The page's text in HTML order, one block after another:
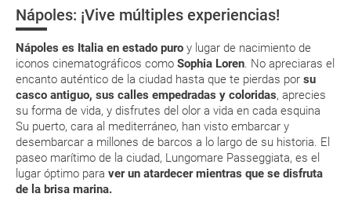
Nápoles: ¡Vive múltiples experiencias!
Nápoles es Italia en estado puro y lugar de nacimiento de
iconos cinematográficos como Sophia Loren No apreciaras el
encanto auténtico de la ciudad hasta que te pierdas por su
casco antiguo, sus calles empedradas y coloridas, aprecies
su forma de vida, y disfrutes del olor a vida en cada esquina
Su puerto, cara al mediterráneo, han visto embarcar y
desembarcar a millones de barcos a lo largo de su historia. El
paseo marítimo de la ciudad, Lungomare Passeggiata, es el
lugar óptimo para ver un atardecer mientras que se disfruta
de la brisa marina.
Cortina 2026 Pompeya
El museo
nacional de
Nápoles
Moneda y tarjetas
Fiestas nacionales
in por su web.
a que muchas de ellas exigen la presentación de la tarjeta de embarque
(que deberás realizar a través de su web) para que no te carguen un
suplemento extra en el mismo aeropuerto.
En caso de tener que enviarte la documentación de un paquete
vacacional (Caribe, circuitos, tours...) te enviaremos la documentación
de tu reserva alrededor de 10 días antes de salida, la cual deberás
imprimir y llevar contigo en el viaje.
Esta documentación te será requerida en el mostrador de la compañía
aérea a la hora de realizar el check-in el día de la salida.